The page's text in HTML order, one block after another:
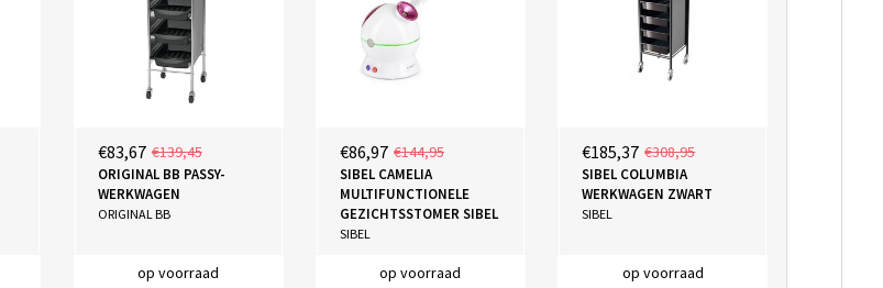
€83,67 €139,45
ORIGINAL BB PASSY-
WERKWAGEN
ORIGINAL BB
op voorraad
€86,97 €144,95
SIBEL CAMELIA
MULTIFUNCTIONELE
GEZICHTSSTOMER SIBEL
SIBEL
op voorraad
€185,37 €308,95
SIBEL COLUMBIA
WERKWAGEN ZWART
SIBEL
op voorraad